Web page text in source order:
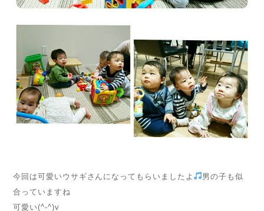
今回は可愛いウサギさんになってもらいましたよ
男の子も似
合っていますね
可愛い(^-^)v